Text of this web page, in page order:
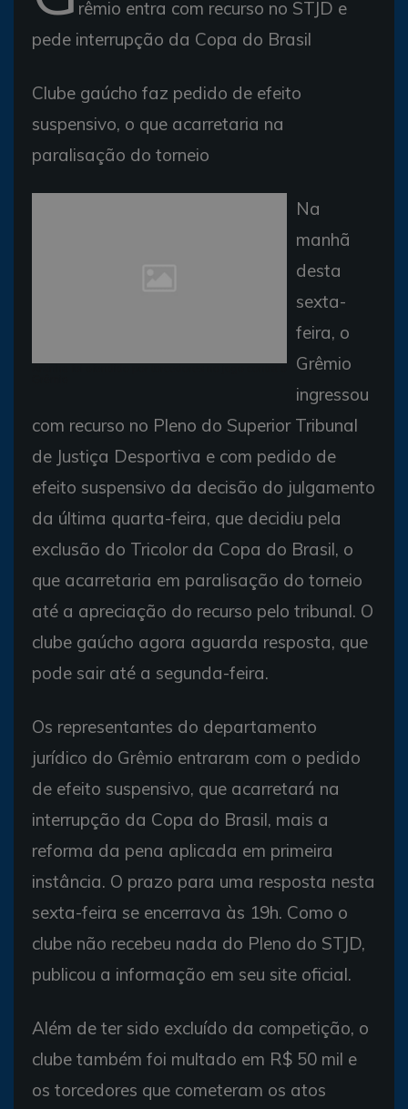
rêmio entra com recurso no STJD e
pede interrupção da Copa do Brasil
Clube gaúcho faz pedido de efeito
suspensivo, o que acarretaria na
paralisação do torneio
Na
manhã
desta
sexta-
feira, o
Grêmio
ingressou
com recurso no Pleno do Superior Tribunal
de Justiça Desportiva e com pedido de
efeito suspensivo da decisão do julgamento
da última quarta-feira, que decidiu pela
exclusão do Tricolor da Copa do Brasil, o
que acarretaria em paralisação do torneio
até a apreciação do recurso pelo tribunal. O
clube gaúcho agora aguarda resposta, que
pode sair até a segunda-feira.
Os representantes do departamento
jurídico do Grêmio entraram com o pedido
de efeito suspensivo, que acarretará na
interrupção da Copa do Brasil, mais a
reforma da pena aplicada em primeira
instância. O prazo para uma resposta nesta
sexta-feira se encerrava às 19h. Como o
clube não recebeu nada do Pleno do STJD,
publicou a informação em seu site oficial.
Além de ter sido excluído da competição, o
clube também foi multado em R$ 50 mil e
os torcedores que cometeram os atos